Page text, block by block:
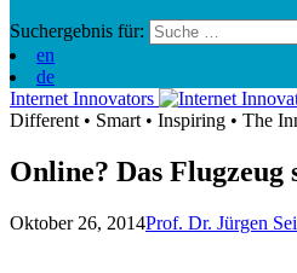
Suchergebnis für:
en
de
Internet Innovators
Different • Smart • Inspiring • The
Online? Das Flugzeug
Oktober 26, 2014Prof. Dr. Jürgen